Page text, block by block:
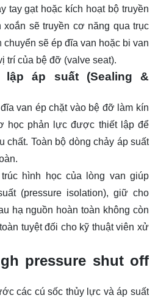
tay gạt hoặc kích hoạt bộ truyền
xoắn sẽ truyền cơ năng qua trục
chuyển sẽ ép đĩa van hoặc bi van
trí của bệ đỡ (valve seat).
áp suất (Sealing &
van ép chặt vào bệ đỡ làm kín
học phản lực được thiết lập để
chất. Toàn bộ dòng chảy áp suất
hình học của lòng van giúp
(pressure isolation), giữ cho
hạ nguồn hoàn toàn không còn
tuyệt đối cho kỹ thuật viên xử
pressure shut off
các cú sốc thủy lực và áp suất